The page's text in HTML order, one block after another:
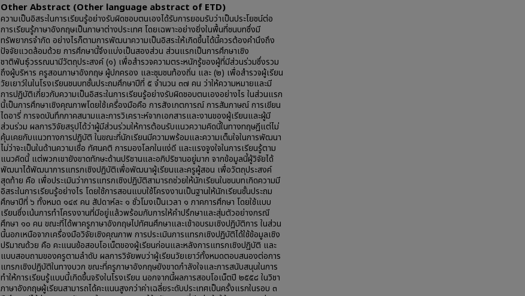
Other Abstract (Other language abstract of ETD)
ความเป็นอิสระในการเรียนรู้อย่างรับผิดชอบตนเองได้รับการยอมรับว่าเป็นประโยชน์ต่อ
การเรียนรู้ภาษาอังกฤษเป็นภาษาต่างประเทศ โดยเฉพาะอย่างยิ่งในพื้นที่ชนบทซึ่งมี
ทรัพยากรจำกัด อย่างไรก็ตามการพัฒนาความเป็นอิสระให้เกิดขึ้นได้นี้ควรต้องคำนึงถึง
ปัจจัยแวดล้อมด้วย การศึกษานี้จึงแบ่งเป็นสองส่วน ส่วนแรกเป็นการศึกษาเชิง
ชาติพันธุ์วรรณนามีวัตถุประสงค์ (๑) เพื่อสำรวจความตระหนักรู้ของผู้ที่มีส่วนร่วมซึ่งรวม
ถึงผู้บริหาร ครูสอนภาษาอังกฤษ ผู้ปกครอง และชุมชนท้องถิ่น และ (๒) เพื่อสำรวจผู้เรียน
วัยเยาว์ในในโรงเรียนชนบทชั้นประถมศึกษาปีที่ ๕ จำนวน ๓๗ คน ว่าให้ความหมายและมี
การปฏิบัติเกี่ยวกับความเป็นอิสระในการเรียนรู้อย่างรับผิดชอบตนเองอย่างไร ในส่วนแรก
นี้เป็นการศึกษาเชิงคุณภาพโดยใช้เครื่องมือคือ การสังเกตการณ์ การสัมภาษณ์ การเขียน
ไดอารี่ การจดบันทึกภาคสนามและการวิเคราะห์จากเอกสารและงานของผู้เรียนและผู้มี
ส่วนร่วม ผลการวิจัยสรุปได้ว่าผู้มีส่วนร่วมให้การต้อนรับแนวความคิดนี้ในทางทฤษฎีแต่ไม่
คุ้นเคยกับแนวทางการปฏิบัติ ในขณะที่นักเรียนมีความพร้อมและความเต็มใจในการพัฒนา
ไม่ว่าจะเป็นในด้านความเชื่อ ทัศนคติ การมองโลกในแง่ดี และแรงจูงใจในการเรียนรู้ตาม
แนวคิดนี้ แต่พวกเขายังขาดทักษะด้านปริชานและอภิปริชานอยู่มาก จากข้อมูลนี้ผู้วิจัยได้
พัฒนาได้พัฒนาการแทรกเชิงปฏิบัติเพื่อพัฒนาผู้เรียนและครูผู้สอน เพื่อวัตถุประสงค์
สุดท้าย คือ เพื่อประเมินว่าการแทรกเชิงปฏิบัติสามารถช่วยให้นักเรียนในชนบทเกิดความมี
อิสระในการเรียนรู้อย่างไร โดยใช้การสอนแบบใช้โครงงานเป็นฐานให้นักเรียนชั้นประถม
ศึกษาปีที่ ๖ ทั้งหมด ๑๔๙ คน สัปดาห์ละ ๑ ชั่วโมงเป็นเวลา ๑ ภาคการศึกษา โดยใช้แบบ
เรียนซึ่งเน้นการทำโครงงานที่มีอยู่แล้วพร้อมกับการให้คำปรึกษาและสุ่มตัวอย่างกรณี
ศึกษา ๑๐ คน ขณะที่ได้พาครูภาษาอังกฤษไปทัศนศึกษาและเข้าอบรมเชิงปฏิบัติการ ในส่วน
นี้นอกเหนือจากเครื่องมือวิจัยเชิงคุณภาพ การประเมินการแทรกเชิงปฏิบัติได้ใช้ข้อมูลเชิง
ปริมาณด้วย คือ คะแนนข้อสอบโอเน็ตของผู้เรียนก่อนและหลังการแทรกเชิงปฏิบัติ และ
แบบสอบถามของครูตามลำดับ ผลการวิจัยพบว่าผู้เรียนวัยเยาว์ทั้งหมดตอบสนองต่อการ
แทรกเชิงปฏิบัติในทางบวก ขณะที่ครูภาษาอังกฤษยังขาดกำลังใจและการสนับสนุนในการ
ทำให้การเรียนรู้แบบนี้เกิดขึ้นจริงในโรงเรียน นอกจากนี้ผลการสอบโอเน็ตปี ๒๕๕๘ ในวิชา
ภาษาอังกฤษผู้เรียนสามารถได้คะแนนสูงกว่าค่าเฉลี่ยระดับประเทศเป็นครั้งแรกในรอบ ๓